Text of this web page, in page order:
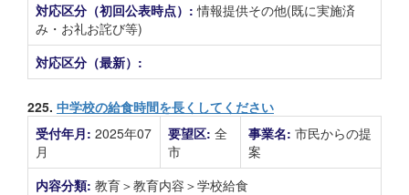
対応区分（初回公表時点）:情報提供その他(既に実施済
み・お礼お詫び等)
対応区分（最新）:
225. 中学校の給食時間を長くしてください
受付年月: 2025年07
月
要望区: 全
市
事業名: 市民からの提
案
内容分類: 教育＞教育内容＞学校給食